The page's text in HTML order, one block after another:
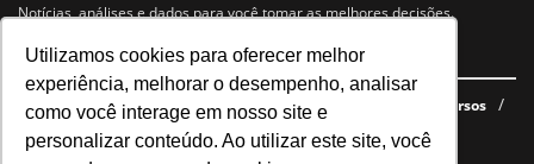
Utilizamos cookies para oferecer melhor
experiência, melhorar o desempenho, analisar
como você interage em nosso site e
personalizar conteúdo. Ao utilizar este site, você
Notícias, análises e dados para você tomar as melhores decisões.
Navegue no site
Últimas notícias Quem somos E-books gratuitos
Cursos
Política de privacidade